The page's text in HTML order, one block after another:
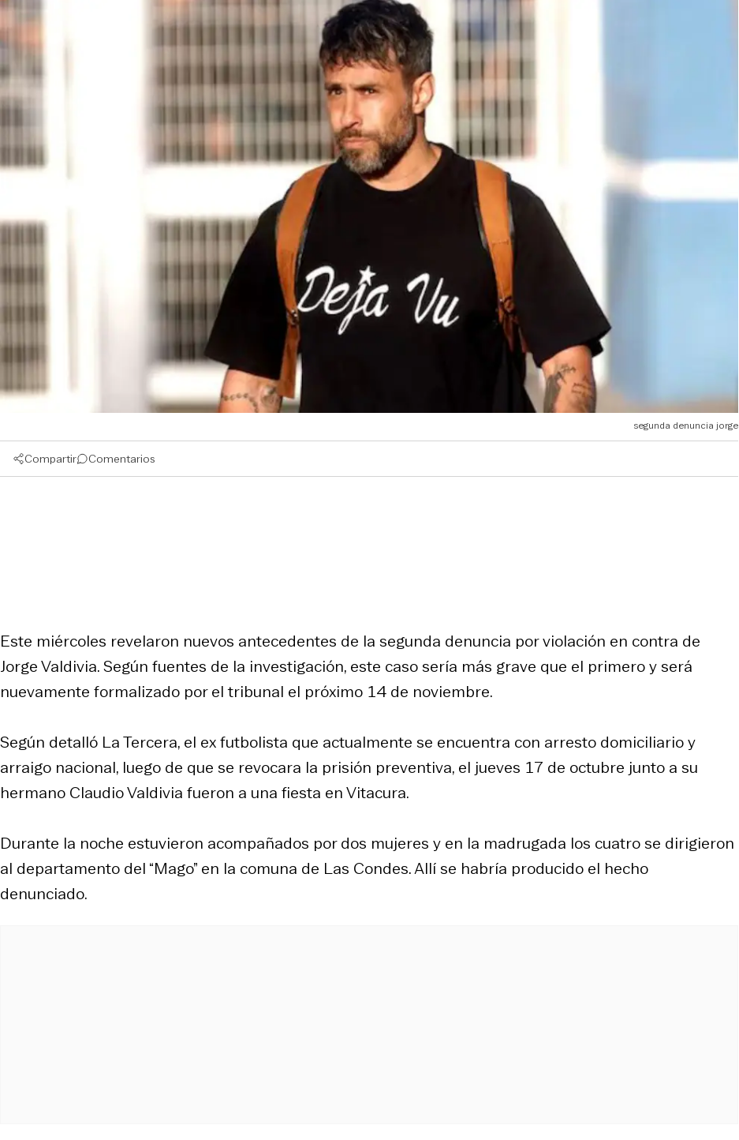
segunda denuncia jorge
Compartir Comentarios
Este miércoles revelaron nuevos antecedentes de la segunda denuncia por violación en contra de
Jorge Valdivia. Según fuentes de la investigación, este caso sería más grave que el primero y será
nuevamente formalizado por el tribunal el próximo 14 de noviembre.
Según detalló La Tercera, el ex futbolista que actualmente se encuentra con arresto domiciliario y
arraigo nacional, luego de que se revocara la prisión preventiva, el jueves 17 de octubre junto a su
hermano Claudio Valdivia fueron a una fiesta en Vitacura.
Durante la noche estuvieron acompañados por dos mujeres y en la madrugada los cuatro se dirigieron
al departamento del “Mago” en la comuna de Las Condes. Allí se habría producido el hecho
denunciado.